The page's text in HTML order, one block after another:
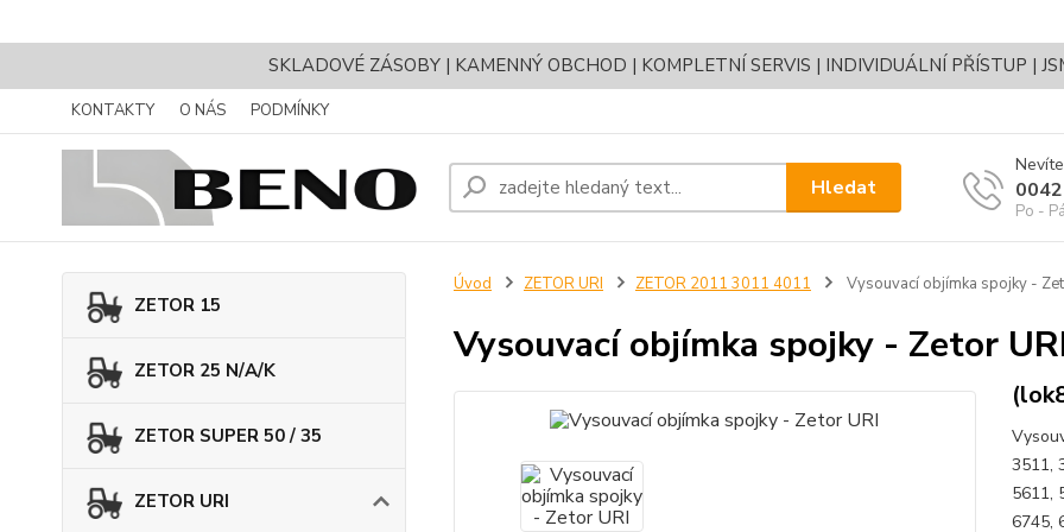
SKLADOVÉ ZÁSOBY | KAMENNÝ OBCHOD | KOMPLETNÍ SERVIS | INDIVIDUÁLNÍ PŘÍSTUP |
KONTAKTY O NÁS PODMÍNKY
Hledat
Po -
ZETOR 15
ZETOR 25 N/A/K
ZETOR SUPER 50 / 35
ZETOR URI
Úvod ZETOR URI ZETOR 2011 3011 4011 Vysouvací objímka spojky -
Vysouvací objímka spojky - Zetor
3511,
5611,
6745,